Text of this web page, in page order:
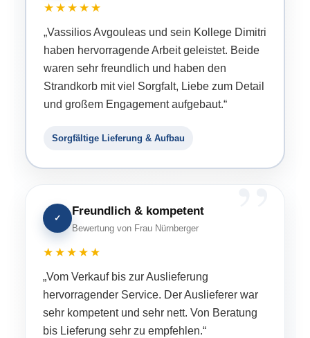
★★★★★
„Vassilios Avgouleas und sein Kollege Dimitri
haben hervorragende Arbeit geleistet. Beide
waren sehr freundlich und haben den
Strandkorb mit viel Sorgfalt, Liebe zum Detail
und großem Engagement aufgebaut.“
Sorgfältige Lieferung & Aufbau
✓
Freundlich & kompetent
Bewertung von Frau Nürnberger
★★★★★
„Vom Verkauf bis zur Auslieferung
hervorragender Service. Der Auslieferer war
sehr kompetent und sehr nett. Von Beratung
bis Lieferung sehr zu empfehlen.“